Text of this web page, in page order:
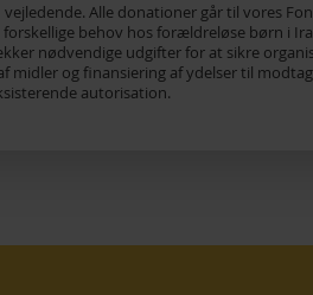
Alle donationer går til vores
behov hos forældreløse børn i
nødvendige udgifter for at sikre
midler og finansiering af ydelser til
autorisation.